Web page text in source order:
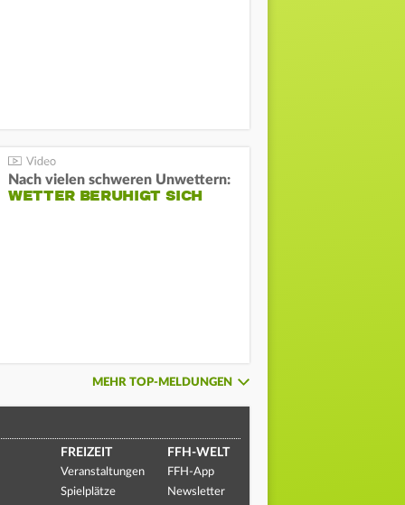
Nach vielen schweren Unwettern:
WETTER BERUHIGT SICH
MEHR TOP-MELDUNGEN
FREIZEIT
Veranstaltungen
Spielplätze
FFH-WELT
FFH-App
Newsletter